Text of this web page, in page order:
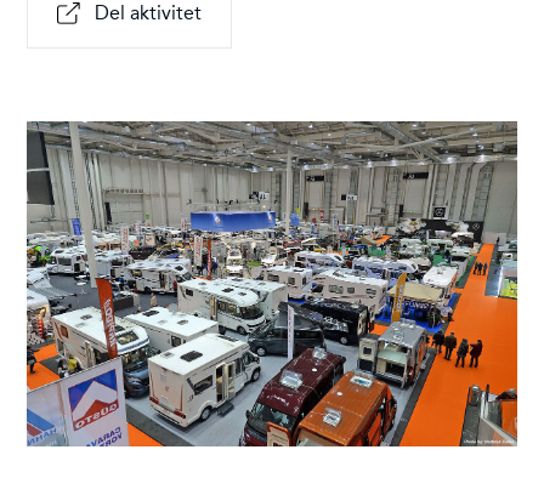
Del aktivitet